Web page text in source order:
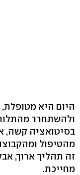
היום היא
ולהשתחרר
בסיטואציה קשה,
מהטיפול
זה תהליך ארוך,
מחייכת.